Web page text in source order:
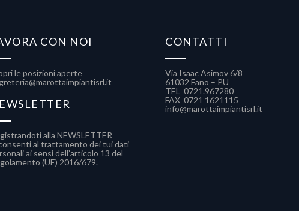
CON NOI
le posizioni aperte
alla NEWSLETTER
al trattamento dei tui dati
ai sensi dell’articolo 13 del
(UE) 2016/679.
CONTATTI
Via Isaac Asimov 6/8
61032 Fano – PU
TEL 0721.967280​
FAX 0721 1621115
info@marottaimpiantisrl.it